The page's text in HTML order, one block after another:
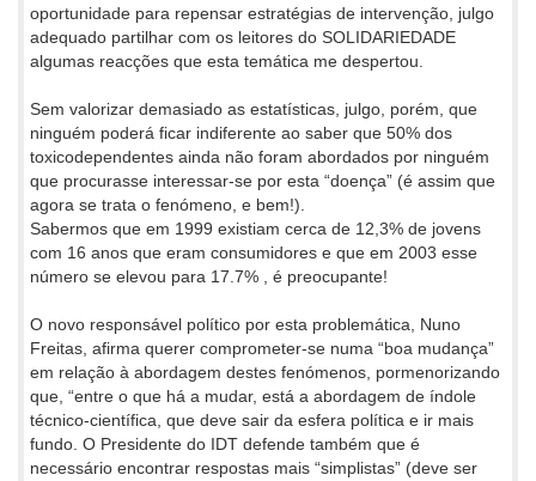
oportunidade para repensar estratégias de intervenção, julgo
adequado partilhar com os leitores do SOLIDARIEDADE
algumas reacções que esta temática me despertou.
Sem valorizar demasiado as estatísticas, julgo, porém, que
ninguém poderá ficar indiferente ao saber que 50% dos
toxicodependentes ainda não foram abordados por ninguém
que procurasse interessar-se por esta “doença” (é assim que
agora se trata o fenómeno, e bem!).
Sabermos que em 1999 existiam cerca de 12,3% de jovens
com 16 anos que eram consumidores e que em 2003 esse
número se elevou para 17.7% , é preocupante!
O novo responsável político por esta problemática, Nuno
Freitas, afirma querer comprometer-se numa “boa mudança”
em relação à abordagem destes fenómenos, pormenorizando
que, “entre o que há a mudar, está a abordagem de índole
técnico-científica, que deve sair da esfera política e ir mais
fundo. O Presidente do IDT defende também que é
necessário encontrar respostas mais “simplistas” (deve ser